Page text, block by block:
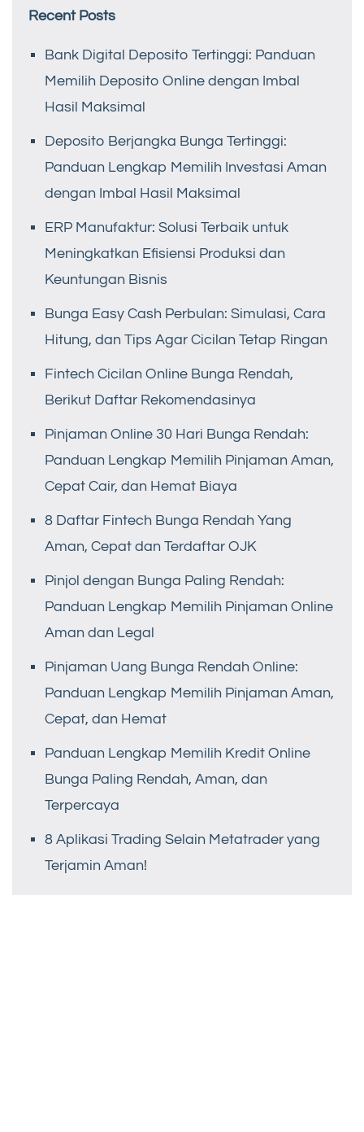
Recent Posts
Bank Digital Deposito Tertinggi: Panduan
Memilih Deposito Online dengan Imbal
Hasil Maksimal
Deposito Berjangka Bunga Tertinggi:
Panduan Lengkap Memilih Investasi Aman
dengan Imbal Hasil Maksimal
ERP Manufaktur: Solusi Terbaik untuk
Meningkatkan Efisiensi Produksi dan
Keuntungan Bisnis
Bunga Easy Cash Perbulan: Simulasi, Cara
Hitung, dan Tips Agar Cicilan Tetap Ringan
Fintech Cicilan Online Bunga Rendah,
Berikut Daftar Rekomendasinya
Pinjaman Online 30 Hari Bunga Rendah:
Panduan Lengkap Memilih Pinjaman Aman,
Cepat Cair, dan Hemat Biaya
8 Daftar Fintech Bunga Rendah Yang
Aman, Cepat dan Terdaftar OJK
Pinjol dengan Bunga Paling Rendah:
Panduan Lengkap Memilih Pinjaman Online
Aman dan Legal
Pinjaman Uang Bunga Rendah Online:
Panduan Lengkap Memilih Pinjaman Aman,
Cepat, dan Hemat
Panduan Lengkap Memilih Kredit Online
Bunga Paling Rendah, Aman, dan
Terpercaya
8 Aplikasi Trading Selain Metatrader yang
Terjamin Aman!